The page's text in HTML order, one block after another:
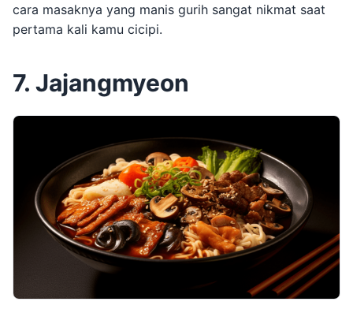
cara masaknya yang manis gurih sangat nikmat saat
pertama kali kamu cicipi.
7. Jajangmyeon